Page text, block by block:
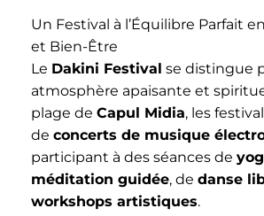
Un Festival à l’Équilibre Parfait
et Bien-Être
Le Dakini Festival se distingue
atmosphère apaisante et
plage de Capul Midia, les
de concerts de musique
participant à des séances de
méditation guidée, de danse
workshops artistiques.